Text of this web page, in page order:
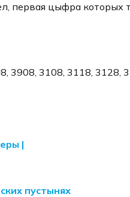
первая цыфра
3908, 3108, 3118, 3128,
|
пустынях